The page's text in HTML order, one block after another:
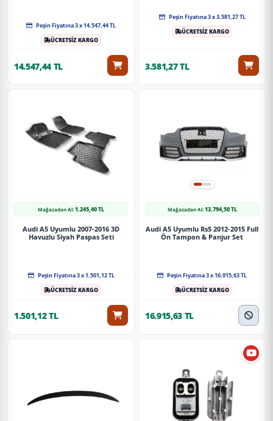
Peşin Fiyatına 3 x 14.547,44 TL
ÜCRETSİZ KARGO
14.547,44 TL
Peşin Fiyatına 3 x 3.581,27 TL
ÜCRETSİZ KARGO
3.581,27 TL
Mağazadan Al:1.245,40 TL
Audi A5 Uyumlu 2007-2016 3D
Havuzlu Siyah Paspas Seti
Peşin Fiyatına 3 x 1.501,12 TL
ÜCRETSİZ KARGO
1.501,12 TL
Mağazadan Al:13.794,50 TL
Audi A5 Uyumlu Rs5 2012-2015 Full
Ön Tampon & Panjur Set
Peşin Fiyatına 3 x 16.915,63 TL
ÜCRETSİZ KARGO
16.915,63 TL